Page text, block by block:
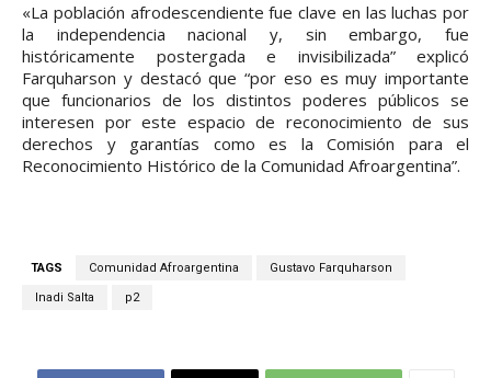
«La población afrodescendiente fue clave en las luchas por
la independencia nacional y, sin embargo, fue
históricamente postergada e invisibilizada” explicó
Farquharson y destacó que “por eso es muy importante
que funcionarios de los distintos poderes públicos se
interesen por este espacio de reconocimiento de sus
derechos y garantías como es la Comisión para el
Reconocimiento Histórico de la Comunidad Afroargentina”.
TAGS Comunidad Afroargentina Gustavo Farquharson
Inadi Salta p2